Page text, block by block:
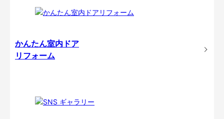
かんたん室内ドア
リフォーム